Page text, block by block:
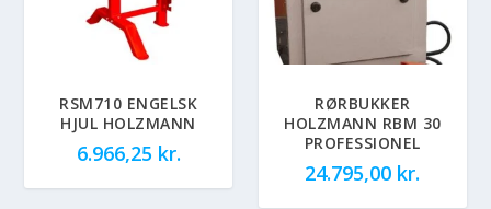
RSM710 ENGELSK
HJUL HOLZMANN
6.966,25 kr.
RØRBUKKER
HOLZMANN RBM 30
PROFESSIONEL
24.795,00 kr.